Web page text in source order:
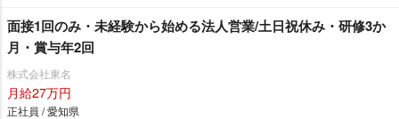
面接1回のみ・未経験から始める法人営業/土日祝休み・研修3か
月・賞与年2回
株式会社東名
月給27万円
正社員 / 愛知県